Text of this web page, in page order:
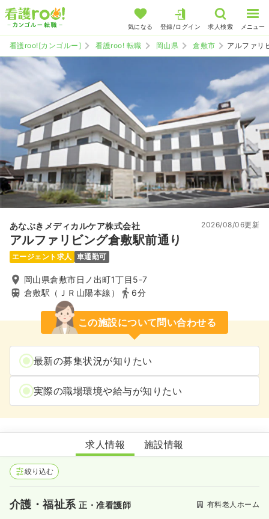
気になる 登録/ログイン 求人検索 メニュー
看護roo![カンゴルー] 看護roo! 転職 岡山県 倉敷市 アルファリ
あなぶきメディカルケア株式会社
アルファリビング倉敷駅前通り
2026/08/06更新
エージェント求人 車通勤可
岡山県倉敷市日ノ出町1丁目5-7
倉敷駅（ＪＲ山陽本線）
6分
この施設について問い合わせる
最新の募集状況が知りたい
実際の職場環境や給与が知りたい
アルファリビング倉敷駅前通り
求人情報 施設情報
絞り込む
介護・福祉系正・准看護師 有料老人ホーム